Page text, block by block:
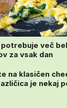
več
za vsak dan
na klasičen
je nekaj